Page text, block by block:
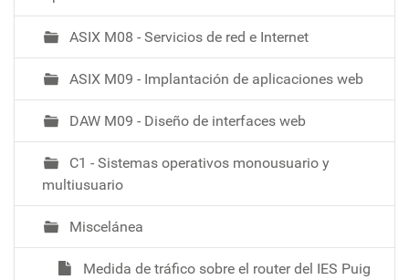
ASIX M08 - Servicios de red e Internet
ASIX M09 - Implantación de aplicaciones web
DAW M09 - Diseño de interfaces web
C1 - Sistemas operativos monousuario y
multiusuario
Miscelánea
Medida de tráfico sobre el router del IES Puig